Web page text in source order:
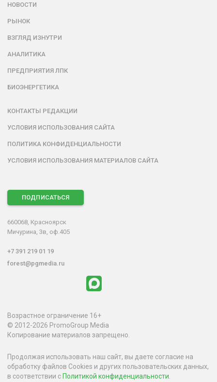
НОВОСТИ
РЫНОК
ВЗГЛЯД ИЗНУТРИ
АНАЛИТИКА
ПРЕДПРИЯТИЯ ЛПК
БИОЭНЕРГЕТИКА
КОНТАКТЫ РЕДАКЦИИ
УСЛОВИЯ ИСПОЛЬЗОВАНИЯ САЙТА
ПОЛИТИКА КОНФИДЕНЦИАЛЬНОСТИ
УСЛОВИЯ ИСПОЛЬЗОВАНИЯ МАТЕРИАЛОВ САЙТА
ПОДПИСАТЬСЯ
660068, Красноярск
Мичурина, 3в, оф.405
+7 391 219 01 19
forest@pgmedia.ru
Возрастное ограничение 16+
© 2012-2026 PromoGroup Media
Копирование материалов запрещено.
Продолжая использовать наш сайт, вы даете согласие на
обработку файлов Cookies и других пользовательских данных,
в соответствии сПолитикой конфиденциальности